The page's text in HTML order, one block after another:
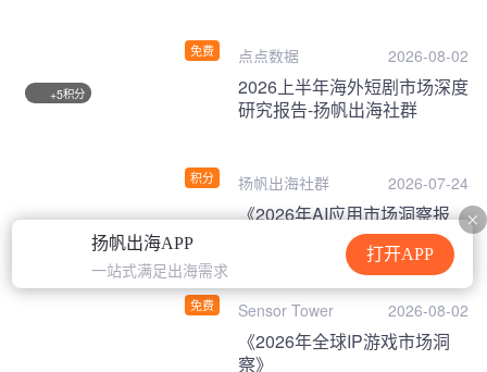
扬帆出海APP
一站式满足出海需求
打开APP
免费 点点数据 2026-08-02
+5积分
积分
2026上半年海外短剧市场深度
研究报告-扬帆出海社群
扬帆出海社群 2026-07-24
免费
《2026年AI应用市场洞察报
Sensor Tower 2026-08-02
《2026年全球IP游戏市场洞
察》